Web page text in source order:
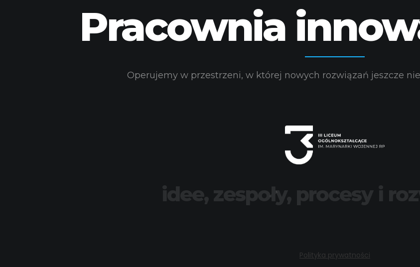
Pracownia
Operujemy w przestrzeni, w której nowych rozwiązań jeszcze
idee, zespoły, procesy i
Polityka prywatności